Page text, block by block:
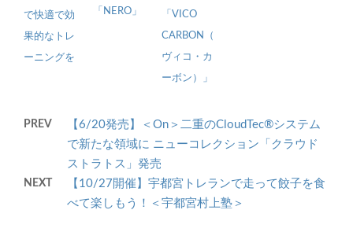
で快適で効
果的なトレ
ーニングを
「NERO」 「VICO
CARBON（
ヴィコ・カ
ーボン）」
PREV
【6/20発売】＜On＞二重のCloudTec®システム
で新たな領域に ニューコレクション「クラウド
ストラトス」発売
NEXT
【10/27開催】宇都宮トレランで走って餃子を食
べて楽しもう！＜宇都宮村上塾＞